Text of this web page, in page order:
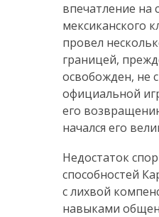
впечатление на
мексиканского
провел
границей,
освобожден, не
официальной
его
начался его
Недостаток
способностей
с лихвой
навыками